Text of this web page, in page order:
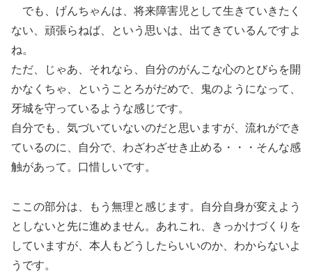
でも、げんちゃんは、将来障害児として生きていきたく
ない、頑張らねば、という思いは、出てきているんですよ
ね。
ただ、じゃあ、それなら、自分のがんこな心のとびらを開
かなくちゃ、ということろがだめで、鬼のようになって、
牙城を守っているような感じです。
自分でも、気づいていないのだと思いますが、流れができ
ているのに、自分で、わざわざせき止める・・・そんな感
触があって。口惜しいです。
ここの部分は、もう無理と感じます。自分自身が変えよう
としないと先に進めません。あれこれ、きっかけづくりを
していますが、本人もどうしたらいいのか、わからないよ
うです。